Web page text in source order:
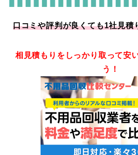
口コミや評判が良くても1社見積
相見積もりをしっかり取って安
う！